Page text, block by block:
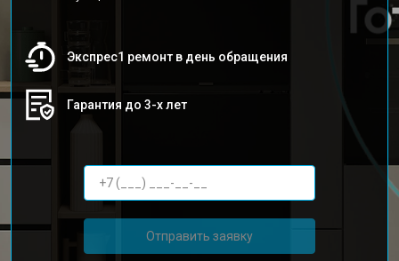
Экспрес1 ремонт в день обращения
Гарантия до 3-х лет
Отправить заявку